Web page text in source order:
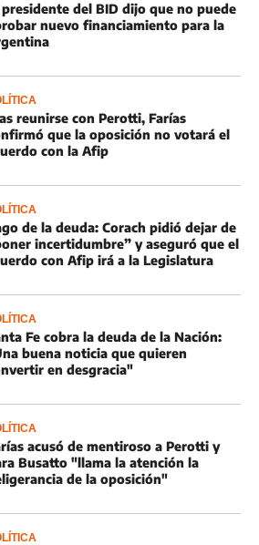
presidente del BID dijo que no puede
nuevo financiamiento para la
reunirse con Perotti, Farías
que la oposición no votará el
con la Afip
de la deuda: Corach pidió dejar de
incertidumbre” y aseguró que el
con Afip irá a la Legislatura
Fe cobra la deuda de la Nación:
buena noticia que quieren
en desgracia"
acusó de mentiroso a Perotti y
Busatto "llama la atención la
de la oposición"